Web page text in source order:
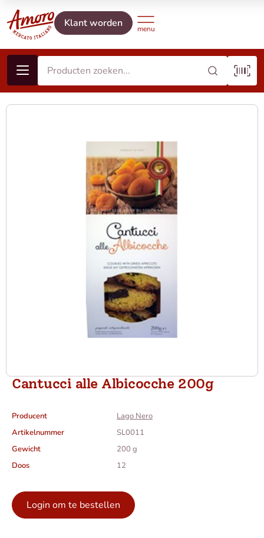
Klant worden
Cantucci alle Albicocche 200g
Producent
Lago Nero
Artikelnummer
SL0011
Gewicht
200 g
Doos
12
Login om te bestellen